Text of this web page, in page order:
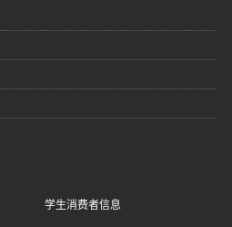
学生消费者信息